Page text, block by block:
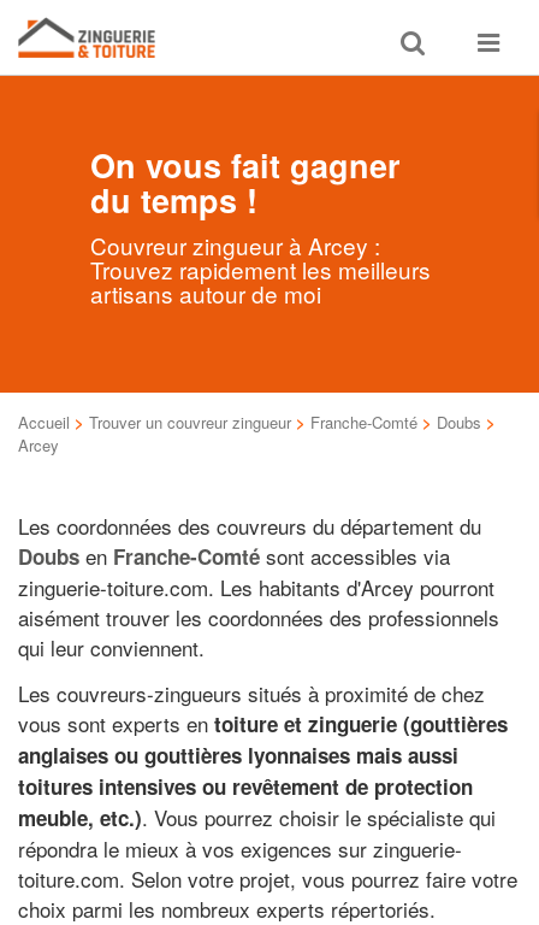
Toggle
search
Toggle
On vous fait gagner
du temps !
Couvreur zingueur à Arcey :
Trouvez rapidement les meilleurs
artisans autour de moi
Accueil > Trouver un couvreur zingueur > Franche-Comté > Doubs >
Arcey
Les coordonnées des couvreurs du département du
Doubs en Franche-Comté sont accessibles via
zinguerie-toiture.com. Les habitants d'Arcey pourront
aisément trouver les coordonnées des professionnels
qui leur conviennent.
Les couvreurs-zingueurs situés à proximité de chez
vous sont experts en toiture et zinguerie (gouttières
anglaises ou gouttières lyonnaises mais aussi
toitures intensives ou revêtement de protection
meuble, etc.). Vous pourrez choisir le spécialiste qui
répondra le mieux à vos exigences sur zinguerie-
toiture.com. Selon votre projet, vous pourrez faire votre
choix parmi les nombreux experts répertoriés.